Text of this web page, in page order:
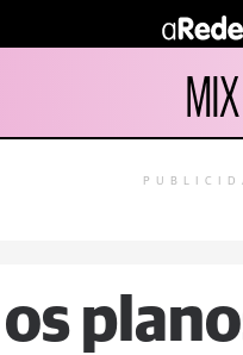
MIX